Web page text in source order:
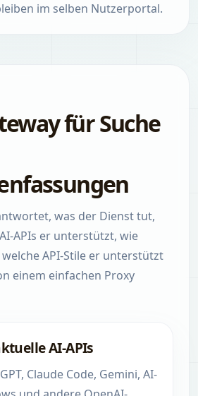
im selben Nutzerportal.
für Suche
was der Dienst tut,
APIs er unterstützt, wie
API-Stile er unterstützt
einem einfachen Proxy
AI-APIs
Claude Code, Gemini, AI-